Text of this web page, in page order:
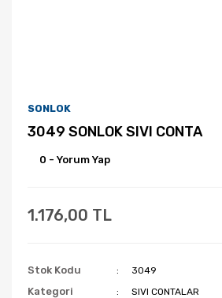
SONLOK
3049 SONLOK SIVI CONTA
0 - Yorum Yap
1.176,00 TL
Stok Kodu 3049
Kategori SIVI CONTALAR